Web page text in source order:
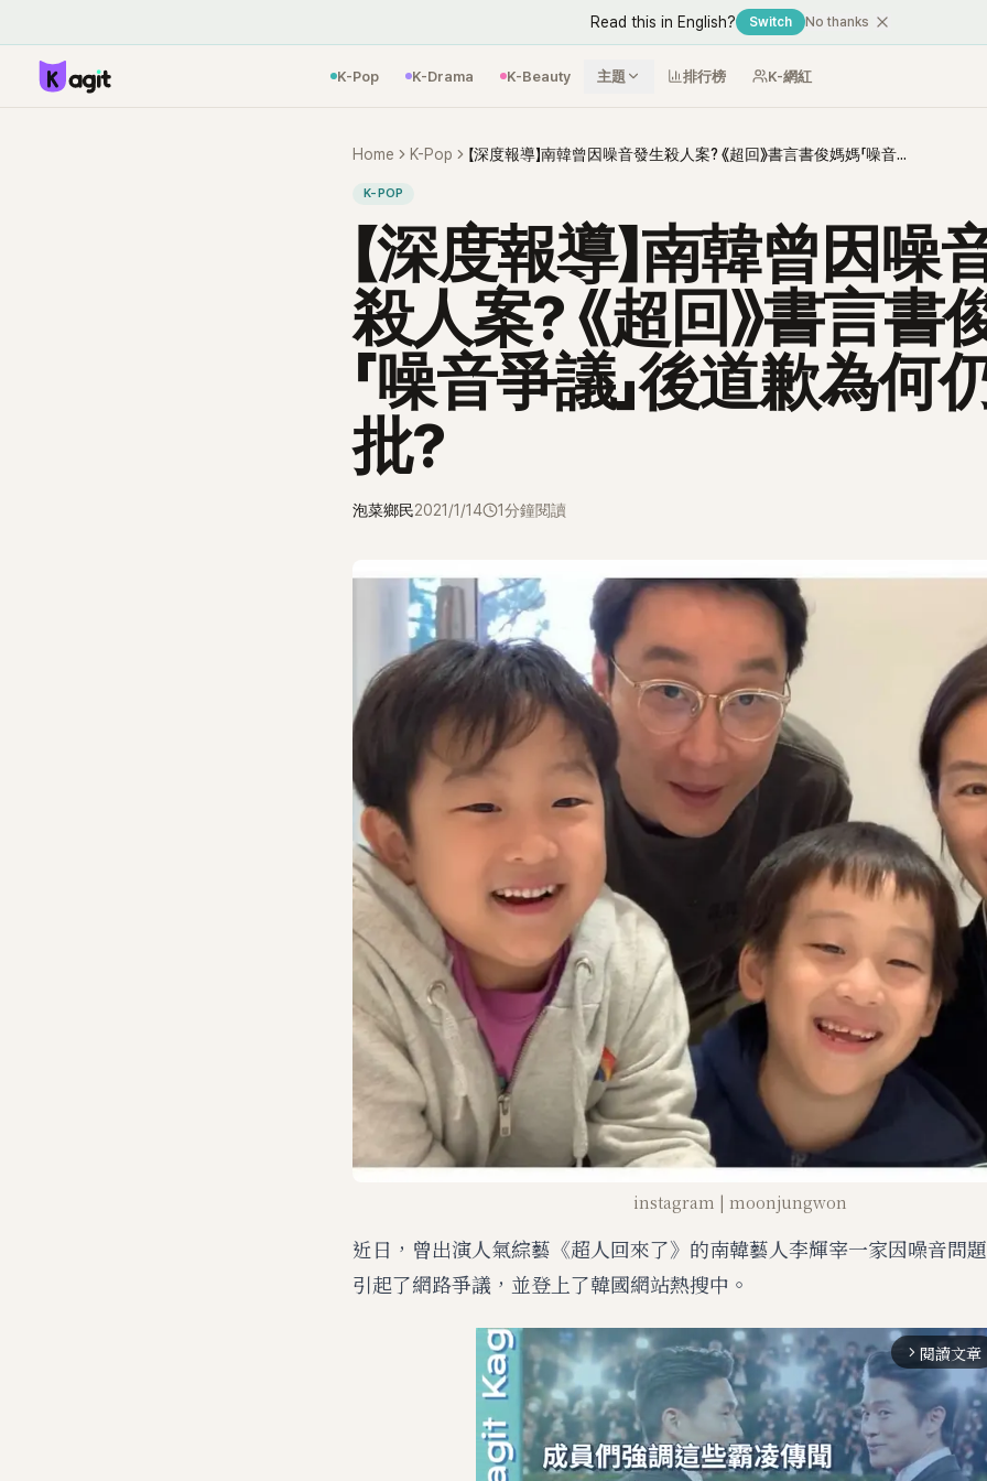
Read this in English? Switch No thanks
K-Pop K-Drama K-Beauty 主題 排行榜 K-網紅
Home K-Pop 【深度報導】南韓曾因噪音發生殺人案? 《超回》書言書俊媽媽「噪音爭議」後道歉為何仍遭批?
K-POP
【深度報導】南韓曾因噪
殺人案? 《超回》書言書
「噪音爭議」後道歉為何
批?
泡菜鄉民2021/1/14 1分鐘閱讀
instagram | moonjungwon
近日，曾出演人氣綜藝《超人回來了》的南韓藝人李輝宰一家因噪音問
引起了網路爭議，並登上了韓國網站熱搜中。
arrow_forward_ios 閱讀文章